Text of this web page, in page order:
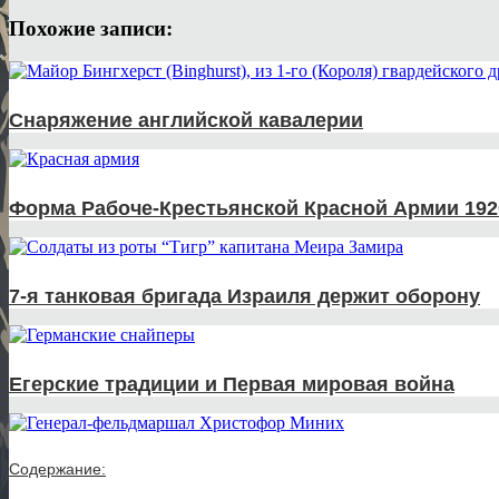
Похожие записи:
Снаряжение английской кавалерии
Форма Рабоче-Крестьянской Красной Армии
7-я танковая бригада Израиля держит оборону
Егерские традиции и Первая мировая война
Содержание: